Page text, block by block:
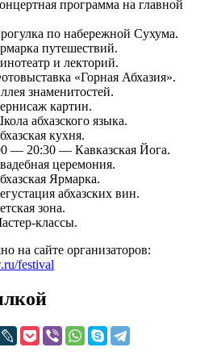
программа на главной
по набережной Сухума.
путешествий.
и лекторий.
«Горная Абхазия».
знаменитостей.
картин.
абхазского языка.
кухня.
— 20:30 — Кавказская Йога.
церемония.
Ярмарка.
абхазских вин.
зона.
классы.
на сайте организаторов:
festival